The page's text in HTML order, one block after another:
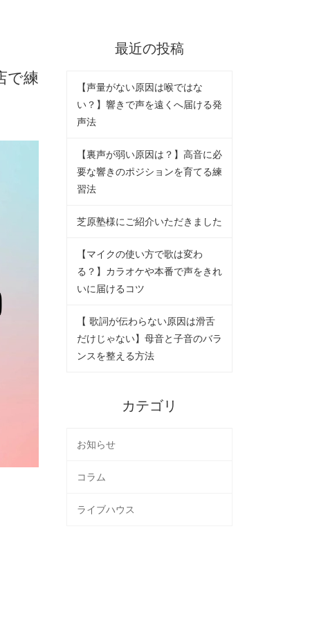
で練
最近の投稿
【声量がない原因は喉ではな
い？】響きで声を遠くへ届ける発
声法
【裏声が弱い原因は？】高音に必
要な響きのポジションを育てる練
習法
芝原塾様にご紹介いただきました
【マイクの使い方で歌は変わ
る？】カラオケや本番で声をきれ
いに届けるコツ
【 歌詞が伝わらない原因は滑舌
だけじゃない】母音と子音のバラ
ンスを整える方法
カテゴリ
お知らせ
コラム
ライブハウス